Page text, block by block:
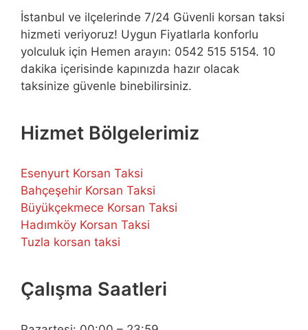
İstanbul ve ilçelerinde 7/24 Güvenli korsan taksi
hizmeti veriyoruz! Uygun Fiyatlarla konforlu
yolculuk için Hemen arayın: 0542 515 5154. 10
dakika içerisinde kapınızda hazır olacak
taksinize güvenle binebilirsiniz.
Hizmet Bölgelerimiz
Esenyurt Korsan Taksi
Bahçeşehir Korsan Taksi
Büyükçekmece Korsan Taksi
Hadımköy Korsan Taksi
Tuzla korsan taksi
Çalışma Saatleri